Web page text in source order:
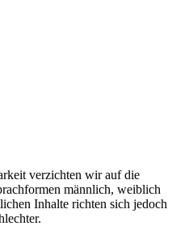
verzichten wir auf die
männlich, weiblich
Inhalte richten sich jedoch